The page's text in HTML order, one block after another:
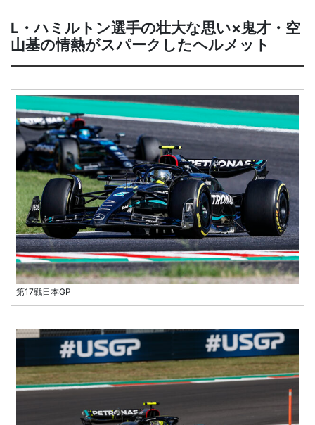
L・ハミルトン選手の壮大な思い×鬼才・空
山基の情熱がスパークしたヘルメット
第17戦日本GP